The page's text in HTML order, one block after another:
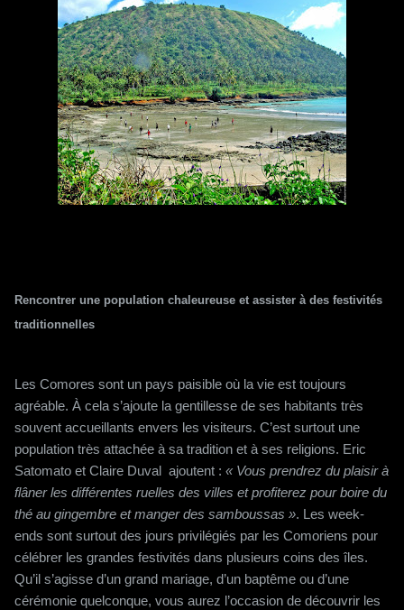
Rencontrer une population chaleureuse et assister à des festivités
traditionnelles
Les Comores sont un pays paisible où la vie est toujours
agréable. À cela s’ajoute la gentillesse de ses habitants très
souvent accueillants envers les visiteurs. C’est surtout une
population très attachée à sa tradition et à ses religions. Eric
Satomato et Claire Duval ajoutent : « Vous prendrez du plaisir à
flâner les différentes ruelles des villes et profiterez pour boire du
thé au gingembre et manger des samboussas ». Les week-
ends sont surtout des jours privilégiés par les Comoriens pour
célébrer les grandes festivités dans plusieurs coins des îles.
Qu’il s’agisse d’un grand mariage, d’un baptême ou d’une
cérémonie quelconque, vous aurez l’occasion de découvrir les